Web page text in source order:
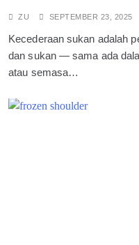
ZU SEPTEMBER 23, 2025
Kecederaan sukan adalah
dan sukan — sama ada
atau semasa…